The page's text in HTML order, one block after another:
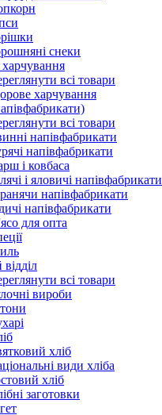
снеки
всі товари
харчування
всі товари
напiвфабрикати
напiвфабрикати
i ковбаса
i яловичi напiвфабрикати
напiвфабрикати
напiвфабрикати
для опта
всі товари
вироби
хліб
види хліба
хліб
заготовки